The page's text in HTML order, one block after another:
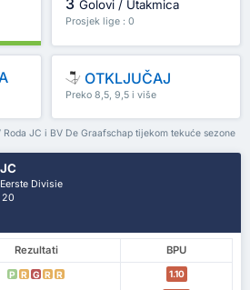
Golovi / Utakmica
Prosjek lige : 0
OTKLJUČAJ
Preko 8,5, 9,5 i više
JC i BV De Graafschap tijekom tekuće sezone
Divisie
Rezultati
BPU
P R G R R 1.10